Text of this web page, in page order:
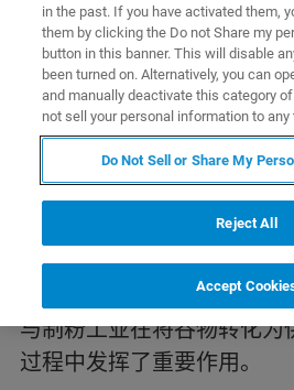
用近红外技术分析
谷物是全世界大多数人日常
与制粉工业在将谷物转化为
过程中发挥了重要作用。
in the past. If you have activated them,
them by clicking the Do not Share my
button in this banner. This will disable
been turned on. Alternatively, you can
and manually deactivate this category
not sell your personal information to any
Do Not Sell or Share My
Reject All
Accept